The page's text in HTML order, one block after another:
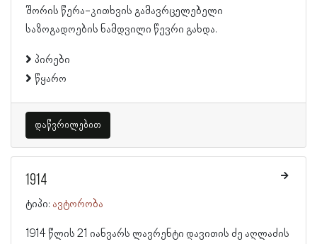
შორის წერა-კითხვის გამავრცელებელი
საზოგადოების ნამდვილი წევრი გახდა.
პირები
წყარო
დაწვრილებით
1914
ტიპი: ავტორობა
1914 წლის 21 იანვარს ლავრენტი დავითის ძე აღლაძის